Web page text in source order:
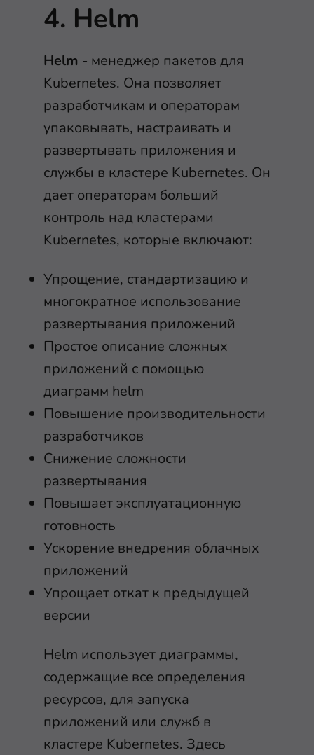
4. Helm
Helm - менеджер пакетов для
Kubernetes. Она позволяет
разработчикам и операторам
упаковывать, настраивать и
развертывать приложения и
службы в кластере Kubernetes. Он
дает операторам больший
контроль над кластерами
Kubernetes, которые включают:
Упрощение, стандартизацию и
многократное использование
развертывания приложений
Простое описание сложных
приложений с помощью
диаграмм helm
Повышение производительности
разработчиков
Снижение сложности
развертывания
Повышает эксплуатационную
готовность
Ускорение внедрения облачных
приложений
Упрощает откат к предыдущей
версии
Helm использует диаграммы,
содержащие все определения
ресурсов, для запуска
приложений или служб в
кластере Kubernetes. Здесь